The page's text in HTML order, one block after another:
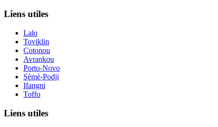
Liens utiles
Lalo
Toviklin
Cotonou
Avrankou
Porto-Novo
Sèmè-Podji
Ifangni
Toffo
Liens utiles